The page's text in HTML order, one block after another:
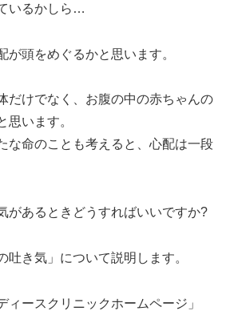
いるかしら…
が頭をめぐるかと思います。
だけでなく、お腹の中の赤ちゃんの
思います。
な命のことも考えると、心配は一段
があるときどうすればいいですか?
吐き気」について説明します。
ィースクリニックホームページ」